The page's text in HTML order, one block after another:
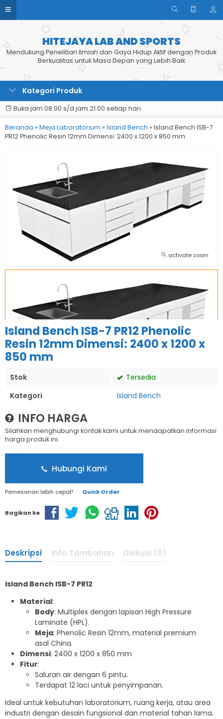
HITEJAYA LAB AND SPORTS
Mendukung Penelitian Ilmiah dan Gaya Hidup Aktif dengan Produk
Berkualitas untuk Masa Depan yang Lebih Baik
Kategori Produk
Buka jam 08.00 s/d jam 21.00 setiap hari
Beranda » Meja Laboratorium » Island Bench » Island Bench ISB-7
PR12 Phenolic Resin 12mm Dimensi: 2400 x 1200 x 850 mm
activate zoom
Island Bench ISB-7 PR12 Phenolic
Resin 12mm Dimensi: 2400 x 1200 x
850 mm
Stok
Tersedia
Kategori
Island Bench
INFO HARGA
Silahkan menghubungi kontak kami untuk mendapatkan informasi
harga produk ini.
Hubungi Kami
Pemesanan lebih cepat! Quick Order
Bagikan ke
Deskripsi Info Tambahan Diskusi (0)
Island Bench ISB-7 PR12
Material:
Body: Multiplex dengan lapisan High Pressure
Laminate (HPL).
Meja: Phenolic Resin 12mm, material premium
asal China.
Dimensi: 2400 x 1200 x 850 mm
Fitur:
Saluran air dengan 6 pintu.
Terdapat 12 laci untuk penyimpanan.
Ideal untuk kebutuhan laboratorium, ruang kerja, atau area
industri dengan desain fungsional dan material tahan lama.